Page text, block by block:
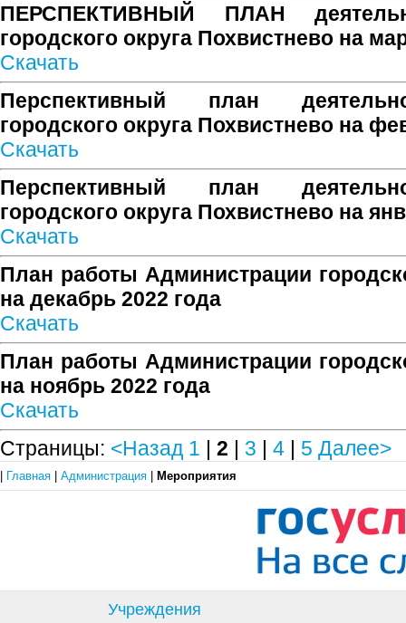
ПЕРСПЕКТИВНЫЙ ПЛАН
городского округа Похвистнево на
Скачать
Перспективный план
городского округа Похвистнево на
Скачать
Перспективный план
городского округа Похвистнево на
Скачать
План работы Администрации
на декабрь 2022 года
Скачать
План работы Администрации
на ноябрь 2022 года
Скачать
Страницы: <Назад 1 | 2 | 3 | 4 | 5 Далее>
Главная Администрация Мероприятия
Учреждения